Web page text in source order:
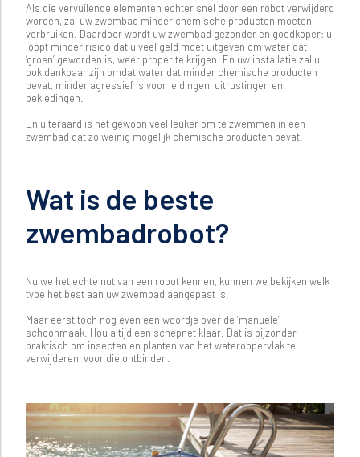
Als die vervuilende elementen echter snel door een robot verwijderd
worden, zal uw zwembad minder chemische producten moeten
verbruiken. Daardoor wordt uw zwembad gezonder en goedkoper: u
loopt minder risico dat u veel geld moet uitgeven om water dat
‘groen’ geworden is, weer proper te krijgen. En uw installatie zal u
ook dankbaar zijn omdat water dat minder chemische producten
bevat, minder agressief is voor leidingen, uitrustingen en
bekledingen.
En uiteraard is het gewoon veel leuker om te zwemmen in een
zwembad dat zo weinig mogelijk chemische producten bevat.
Wat is de beste
zwembadrobot?
Nu we het echte nut van een robot kennen, kunnen we bekijken welk
type het best aan uw zwembad aangepast is.
Maar eerst toch nog even een woordje over de ‘manuele’
schoonmaak. Hou altijd een schepnet klaar. Dat is bijzonder
praktisch om insecten en planten van het wateroppervlak te
verwijderen, voor die ontbinden.